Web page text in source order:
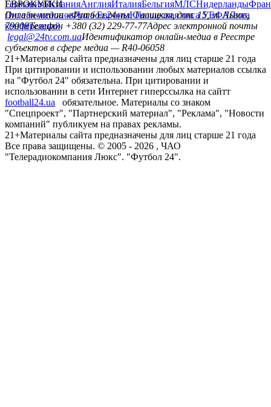
ГерманияИспанияАнглияИталияБельгияМЛСНидерланды
ЕВРОКУБКИ
Лига чемпионовЛига ЕвропыЮношеская лига УЕФАЛига
конференций
Онлайн-медиа «Футбол 24»пл. Галицкая, дом. 15, м. Львов,
79008Телефон +380 (32) 229-77-77Адрес электронной почты
legal@24tv.com.uaИдентификатор онлайн-медиа в Реестре
субъектов в сфере медиа — R40-06058
21+Материалы сайта предназначены для лиц старше 21 года
При цитировании и использовании любых материалов ссылка
на "Футбол 24" обязательна. При цитировании и
использовании в сети Интернет гиперссылка на сайтт
football24.ua
обязательное. Материалы со знаком
"Спецпроект", "Партнерский материал", "Реклама", "Новости
компаний" публикуем на правах рекламы.
21+Материалы сайта предназначены для лиц старше 21 года
Все права защищены. © 2005 - 2026 , ЧАО
"Телерадиокомпания Люкс". "Футбол 24".